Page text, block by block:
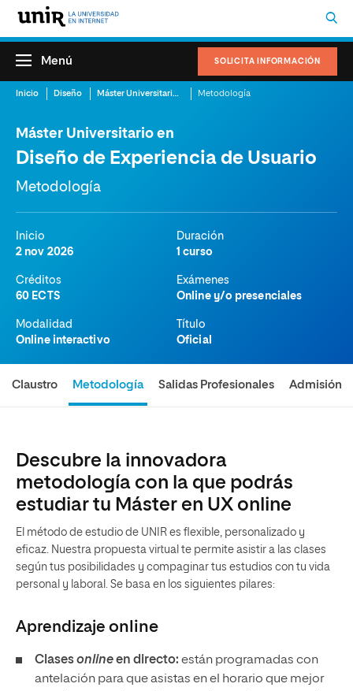
SOLICITA INFORMACIÓN
Menú
Inicio Diseño Máster Universitario en Diseño de Experiencia de Usuario Metodología
Máster Universitario en
Diseño de Experiencia de Usuario
Metodología
Inicio
2 nov 2026
Duración
1 curso
Créditos
60 ECTS
Exámenes
Online y/o presenciales
Modalidad
Online interactivo
Título
Oficial
Claustro Metodología Salidas Profesionales Admisión
Descubre la innovadora
metodología con la que podrás
estudiar tu Máster en UX online
El método de estudio de UNIR es flexible, personalizado y
eficaz. Nuestra propuesta virtual te permite asistir a las clases
según tus posibilidades y compaginar tus estudios con tu vida
personal y laboral. Se basa en los siguientes pilares:
Aprendizaje online
Clasesonlineen directo: están programadas con
antelación para que asistas en el horario que mejor